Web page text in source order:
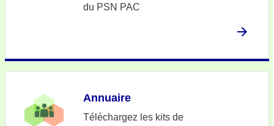
du PSN PAC
Annuaire
Téléchargez les kits de